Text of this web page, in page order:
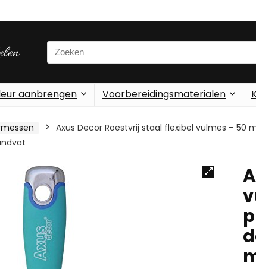
Search
for:
aanbrengen Voorbereidingsmaterialen
Axus Decor Roestvrij staal flexibel vulmes –